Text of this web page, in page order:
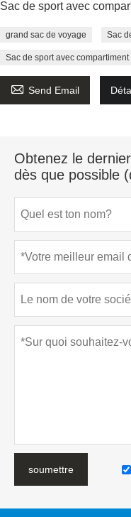
Sac de sport avec
grand sac de voyage Sac
Sac de sport avec
 Send Email
Obtenez le
dès que possible
soumettre